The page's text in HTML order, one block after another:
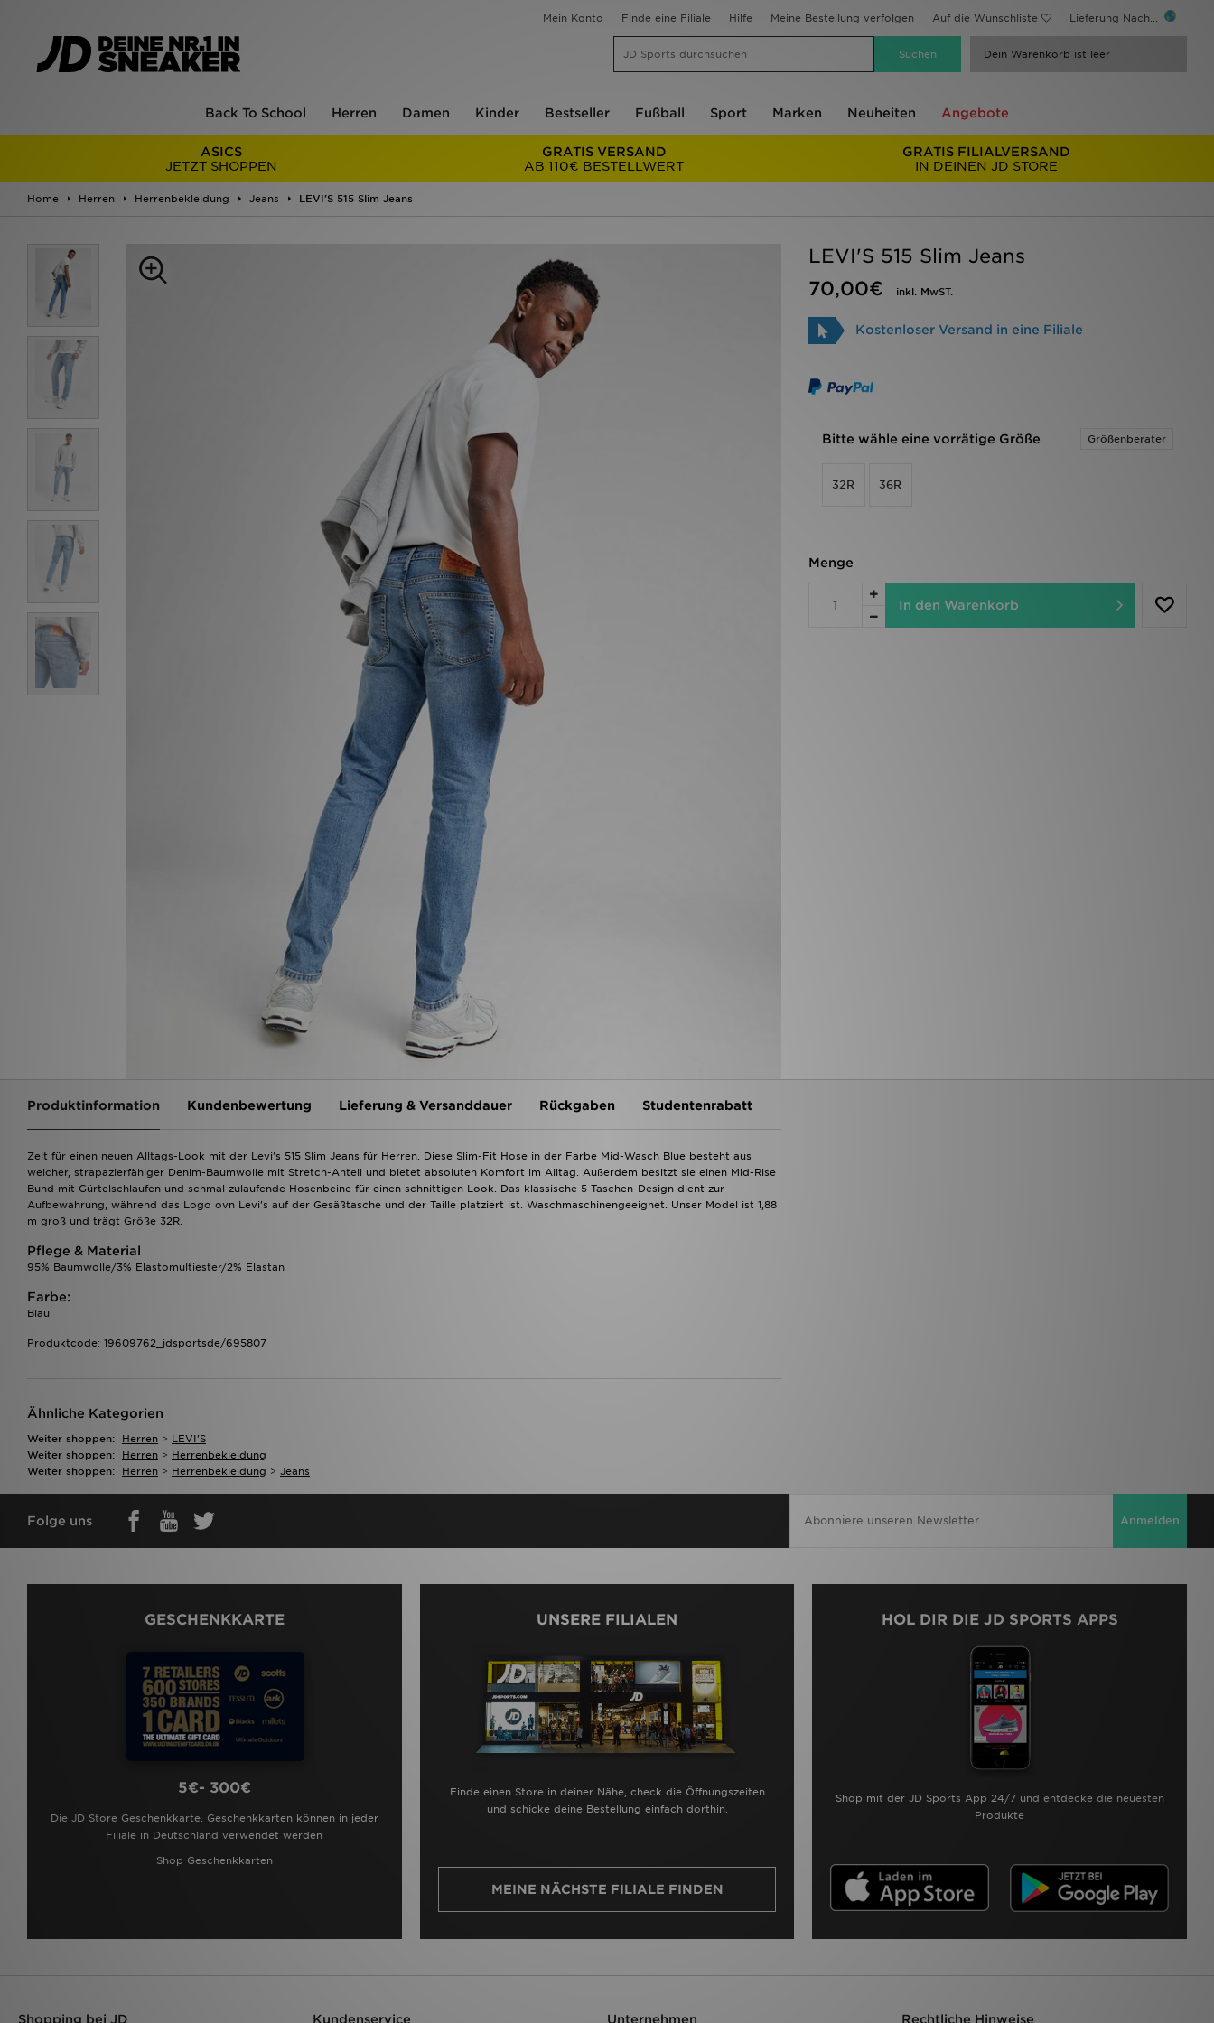
Mein Konto Finde eine Filiale Hilfe Meine Bestellung verfolgen Auf die Wunschliste Lieferung Nach...
Dein Warenkorb ist leer
Back To School Herren Damen Kinder Bestseller Fußball Sport Marken Neuheiten Angebote
ASICS
JETZT SHOPPEN
GRATIS VERSAND
AB 110€ BESTELLWERT
GRATIS FILIALVERSAND
IN DEINEN JD STORE
Home Herren Herrenbekleidung Jeans LEVI'S 515 Slim Jeans
LEVI'S 515 Slim Jeans
70,00€
inkl. MwST.
Kostenloser Versand in eine Filiale
Bitte wähle eine vorrätige Größe Größenberater
32R 36R
Menge
In den Warenkorb
Produktinformation Kundenbewertung Lieferung & Versanddauer Rückgaben Studentenrabatt
Zeit für einen neuen Alltags-Look mit der Levi's 515 Slim Jeans für Herren. Diese Slim-Fit Hose in der Farbe Mid-Wasch Blue besteht aus
weicher, strapazierfähiger Denim-Baumwolle mit Stretch-Anteil und bietet absoluten Komfort im Alltag. Außerdem besitzt sie einen Mid-Rise
Bund mit Gürtelschlaufen und schmal zulaufende Hosenbeine für einen schnittigen Look. Das klassische 5-Taschen-Design dient zur
Aufbewahrung, während das Logo ovn Levi's auf der Gesäßtasche und der Taille platziert ist. Waschmaschinengeeignet. Unser Model ist 1,88
m groß und trägt Größe 32R.
Pflege & Material
95% Baumwolle/3% Elastomultiester/2% Elastan
Farbe:
Blau
Produktcode: 19609762_jdsportsde/695807
Ähnliche Kategorien
Weiter shoppen: Herren > LEVI'S
Weiter shoppen:
Herren > Herrenbekleidung
Weiter shoppen:
Herren > Herrenbekleidung > Jeans
Folge uns Anmelden
GESCHENKKARTE
5€- 300€
Die JD Store Geschenkkarte. Geschenkkarten können in jeder
Filiale in Deutschland verwendet werden
Shop Geschenkkarten
UNSERE FILIALEN
Finde einen Store in deiner Nähe, check die Öffnungszeiten
und schicke deine Bestellung einfach dorthin.
MEINE NÄCHSTE FILIALE FINDEN
HOL DIR DIE JD SPORTS APPS
Shop mit der JD Sports App 24/7 und entdecke die neuesten
Produkte
Shopping bei JD Kundenservice Unternehmen Rechtliche Hinweise